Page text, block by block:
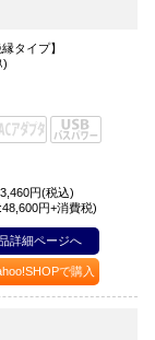
タイプ】
)
円(税込)
円+消費税)
詳細ページへ
で購入